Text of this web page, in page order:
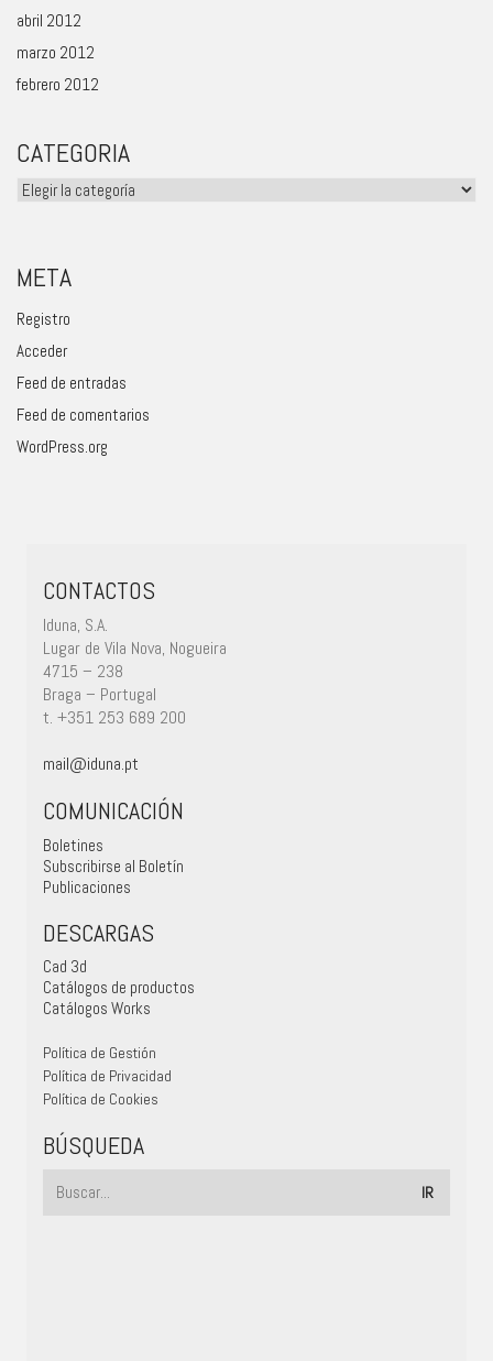
abril 2012
marzo 2012
febrero 2012
CATEGORIA
Categoria
META
Registro
Acceder
Feed de entradas
Feed de comentarios
WordPress.org
CONTACTOS
Iduna, S.A.
Lugar de Vila Nova, Nogueira
4715 – 238
Braga – Portugal
t. +351 253 689 200
mail@iduna.pt
COMUNICACIÓN
Boletines
Subscribirse al Boletín
Publicaciones
DESCARGAS
Cad 3d
Catálogos de productos
Catálogos Works
Política de Gestión
Política de Privacidad
Política de Cookies
BÚSQUEDA